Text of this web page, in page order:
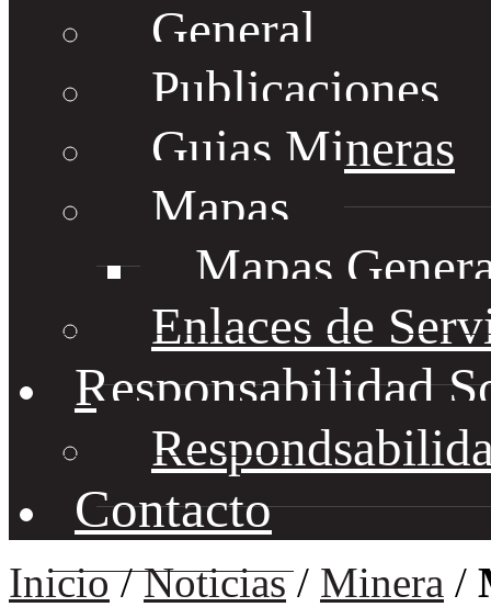
General
Publicaciones
Guias Mineras
Mapas
Mapas
Enlaces de
Responsabilidad
Contacto
Inicio/Noticias/ Minera /